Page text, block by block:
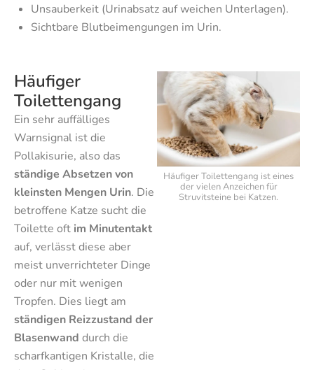
Unsauberkeit (Urinabsatz auf weichen Unterlagen).
Sichtbare Blutbeimengungen im Urin.
Häufiger
Toilettengang
Ein sehr auffälliges
Warnsignal ist die
Pollakisurie, also das
ständige Absetzen von
kleinsten Mengen Urin. Die
betroffene Katze sucht die
Toilette oft im Minutentakt
auf, verlässt diese aber
meist unverrichteter Dinge
oder nur mit wenigen
Tropfen. Dies liegt am
ständigen Reizzustand der
Blasenwand durch die
scharfkantigen Kristalle, die
Häufiger Toilettengang ist eines
der vielen Anzeichen für
Struvitsteine bei Katzen.